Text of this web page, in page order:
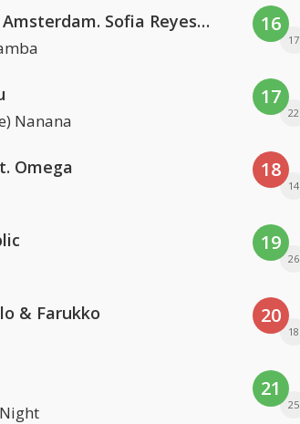
Kris Kross Amsterdam. Sofia Reyes & Tinie Tempah
Nanana
Omega
& Farukko
16
17
17
22
18
14
19
26
20
18
21
25